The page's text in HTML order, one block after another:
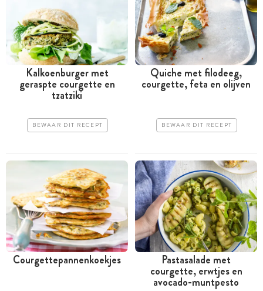
Kalkoenburger met
geraspte courgette en
tzatziki
BEWAAR DIT RECEPT
Quiche met filodeeg,
courgette, feta en olijven
BEWAAR DIT RECEPT
Courgettepannenkoekjes Pastasalade met
courgette, erwtjes en
avocado-muntpesto